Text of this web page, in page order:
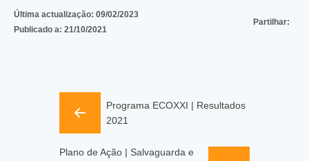
Última actualização: 09/02/2023
Publicado a: 21/10/2021
Partilhar:
Programa ECOXXI | Resultados
2021
Plano de Ação | Salvaguarda e